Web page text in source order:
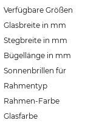
Verfügbare Größen
Glasbreite in mm
Stegbreite in mm
Bügellänge in mm
Sonnenbrillen für
Rahmentyp
Rahmen-Farbe
Glasfarbe